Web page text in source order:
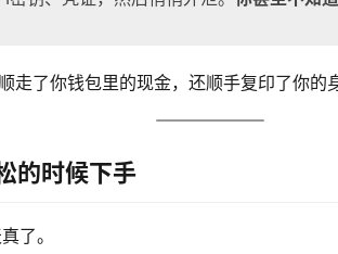
走了你钱包里的现金，还顺手复印了你的
的时候下手
了。